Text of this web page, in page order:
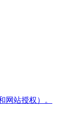
网站授权）。